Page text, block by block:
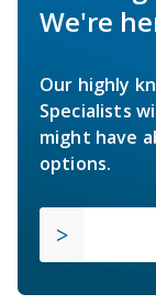
We're
Our highly
Specialists
might have
options.